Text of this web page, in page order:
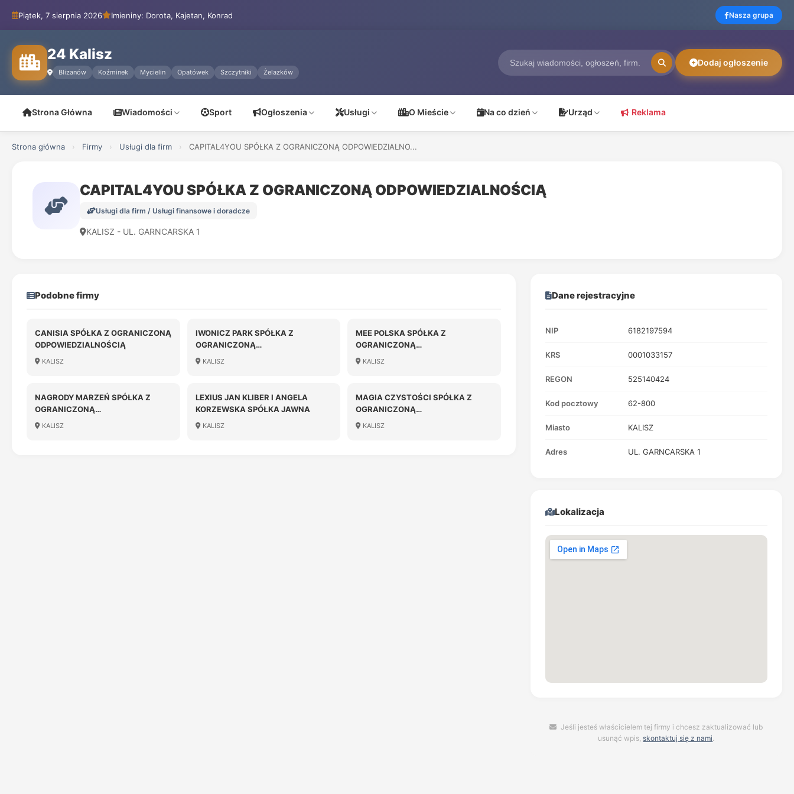
Piątek, 7 sierpnia 2026 Imieniny: Dorota, Kajetan, Konrad Nasza grupa
24 Kalisz
Blizanów Koźminek Mycielin Opatówek Szczytniki Żelazków
Dodaj ogłoszenie
Strona Główna Wiadomości Sport Ogłoszenia Usługi O Mieście Na co dzień Urząd Reklama
Strona główna › Firmy › Usługi dla firm › CAPITAL4YOU SPÓŁKA Z OGRANICZONĄ ODPOWIEDZIALNO...
CAPITAL4YOU SPÓŁKA Z OGRANICZONĄ ODPOWIEDZIALNOŚCIĄ
Usługi dla firm / Usługi finansowe i doradcze
KALISZ - UL. GARNCARSKA 1
Podobne firmy
CANISIA SPÓŁKA Z OGRANICZONĄ
ODPOWIEDZIALNOŚCIĄ
KALISZ
IWONICZ PARK SPÓŁKA Z
OGRANICZONĄ
ODPOWIEDZIALNOŚCIĄ
KALISZ
MEE POLSKA SPÓŁKA Z
OGRANICZONĄ
ODPOWIEDZIALNOŚCIĄ
KALISZ
NAGRODY MARZEŃ SPÓŁKA Z
OGRANICZONĄ
ODPOWIEDZIALNOŚCIĄ
KALISZ
LEXIUS JAN KLIBER I ANGELA
KORZEWSKA SPÓŁKA JAWNA
KALISZ
MAGIA CZYSTOŚCI SPÓŁKA Z
OGRANICZONĄ
ODPOWIEDZIALNOŚCIĄ
KALISZ
Dane rejestracyjne
NIP 6182197594
KRS 0001033157
REGON 525140424
Kod pocztowy 62-800
Miasto KALISZ
Adres UL. GARNCARSKA 1
Lokalizacja
Jeśli jesteś właścicielem tej firmy i chcesz zaktualizować lub
usunąć wpis, skontaktuj się z nami.